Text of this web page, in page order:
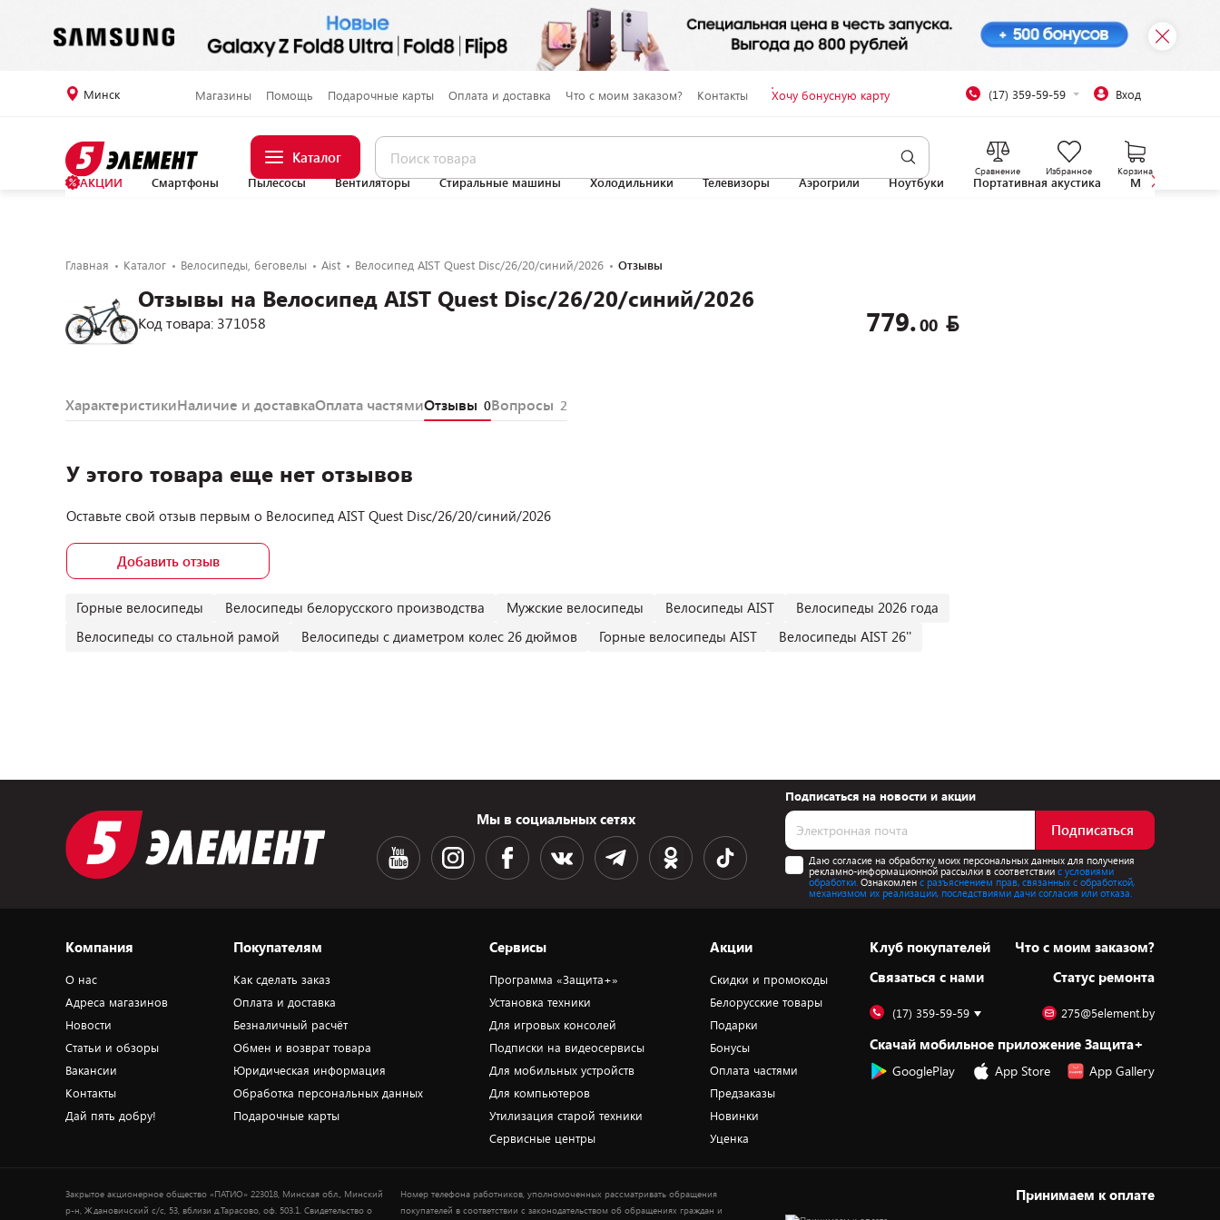
Минск Магазины Помощь Подарочные карты Оплата и доставка Что с моим заказом? Контакты Хочу бонусную карту (17) 359-59-59 Вход
Каталог
Сравнение Избранное Корзина
АКЦИИ Смартфоны Пылесосы Вентиляторы Стиральные машины Холодильники Телевизоры Аэрогрили Ноутбуки Портативная акустика
Главная Каталог Велосипеды, беговелы Aist Велосипед AIST Quest Disc/26/20/синий/2026 Отзывы
Отзывы на Велосипед AIST Quest Disc/26/20/синий/2026
Код товара: 371058 779.00
ХарактеристикиНаличие и доставкаОплата частямиОтзывы 0Вопросы 2
У этого товара еще нет отзывов
Оставьте свой отзыв первым о Велосипед AIST Quest Disc/26/20/синий/2026
Добавить отзыв
Горные велосипеды Велосипеды белорусского производства Мужские велосипеды Велосипеды AIST
Велосипеды 2026 года
Велосипеды со стальной рамой
Велосипеды с диаметром колес 26 дюймов Горные велосипеды AIST Велосипеды AIST 26''
Мы в социальных сетях
Подписаться на новости и акции
Подписаться
Даю согласие на обработку моих персональных данных для получения
рекламно-информационной рассылки в соответствиис условиями
обработки. Ознакомлен с разъяснением прав, связанных с обработкой,
механизмом их реализации, последствиями дачи согласия или отказа.
Компания
О нас
Адреса магазинов
Новости
Статьи и обзоры
Вакансии
Контакты
Дай пять добру!
Покупателям
Как сделать заказ
Оплата и доставка
Безналичный расчёт
Обмен и возврат товара
Юридическая информация
Обработка персональных данных
Подарочные карты
Сервисы
Программа «Защита+»
Установка техники
Для игровых консолей
Подписки на видеосервисы
Для мобильных устройств
Для компьютеров
Утилизация старой техники
Сервисные центры
Акции
Скидки и промокоды
Белорусские товары
Подарки
Бонусы
Оплата частями
Предзаказы
Новинки
Уценка
Клуб покупателей
Cвязаться с нами
Что с моим заказом?
Статус ремонта
(17) 359-59-59 275@5element.by
Скачай мобильное приложение Защита+
GooglePlay App Store App Gallery
Закрытое акционерное общество «ПАТИО» 223018, Минская обл., Минский
р-н, Ждановичский с/с, 53, вблизи д.Тарасово, оф. 503.1. Свидетельство о
Номер телефона работников, уполномоченных рассматривать обращения
покупателей в соответствии с законодательством об обращениях граждан и
Принимаем к оплате